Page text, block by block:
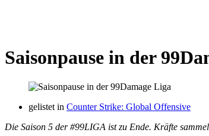
Saisonpause in der
gelistet in Counter Strike: Global Offensive
Die Saison 5 der #99LIGA ist zu Ende. Kräfte